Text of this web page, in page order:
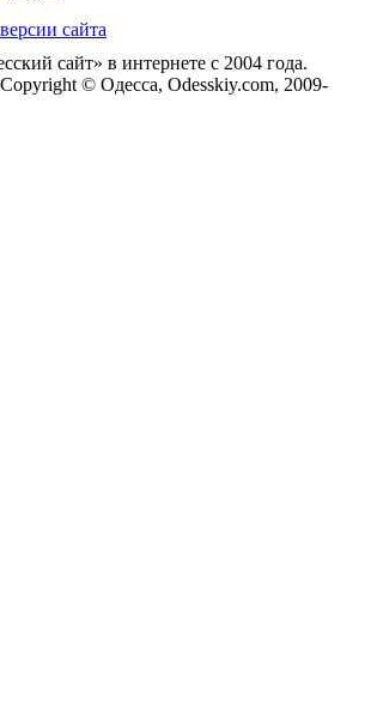
сайта
сайт» в интернете с 2004 года.
© Одесса, Odesskiy.com, 2009-